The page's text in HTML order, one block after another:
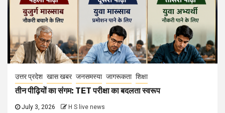
उत्तर प्रदेश खास खबर जनसमस्या जागरूकता शिक्षा
तीन पीढ़ियों का संगम: TET परीक्षा का बदलता स्वरूप
July 3, 2026 H S live news